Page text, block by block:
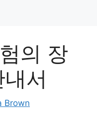
의 장
서
Brown